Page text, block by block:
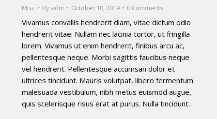
Misc By adm October 10, 2019 0 Comments
Vivamus convallis hendrerit diam, vitae dictum odio
hendrerit vitae. Nullam nec lacinia tortor, ut fringilla
lorem. Vivamus ut enim hendrerit, finibus arcu ac,
pellentesque neque. Morbi sagittis faucibus neque
vel hendrerit. Pellentesque accumsan dolor et
ultrices tincidunt. Mauris volutpat, libero fermentum
malesuada vestibulum, nibh metus euismod augue,
quis scelerisque risus erat at purus. Nulla tincidunt…